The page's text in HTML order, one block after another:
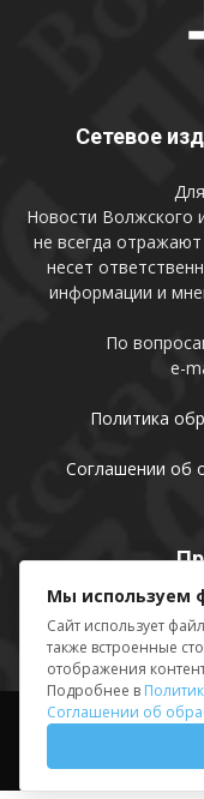
Сетевое
Новости Волжского
не всегда отражают
несет
информации и
По
e-
Политика
Соглашении об
© АМУ «Редакция
Мы используем
Сайт использует
также встроенные
отображения
Подробнее в
Соглашении об